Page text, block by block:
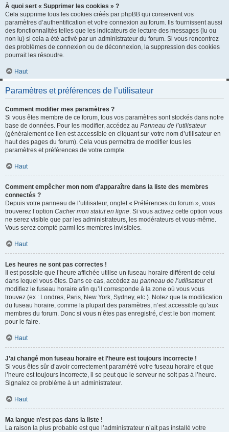
À quoi sert « Supprimer les cookies » ?
Cela supprime tous les cookies créés par phpBB qui conservent vos
paramètres d’authentification et votre connexion au forum. Ils fournissent aussi
des fonctionnalités telles que les indicateurs de lecture des messages (lu ou
non lu) si cela a été activé par un administrateur du forum. Si vous rencontrez
des problèmes de connexion ou de déconnexion, la suppression des cookies
pourrait les résoudre.
Haut
Paramètres et préférences de l’utilisateur
Comment modifier mes paramètres ?
Si vous êtes membre de ce forum, tous vos paramètres sont stockés dans notre
base de données. Pour les modifier, accédez au Panneau de l’utilisateur
(généralement ce lien est accessible en cliquant sur votre nom d’utilisateur en
haut des pages du forum). Cela vous permettra de modifier tous les
paramètres et préférences de votre compte.
Haut
Comment empêcher mon nom d’apparaître dans la liste des membres
connectés ?
Depuis votre panneau de l’utilisateur, onglet « Préférences du forum », vous
trouverez l’option Cacher mon statut en ligne. Si vous activez cette option vous
ne serez visible que par les administrateurs, les modérateurs et vous-même.
Vous serez compté parmi les membres invisibles.
Haut
Les heures ne sont pas correctes !
Il est possible que l’heure affichée utilise un fuseau horaire différent de celui
dans lequel vous êtes. Dans ce cas, accédez au panneau de l’utilisateuret
modifiez le fuseau horaire afin qu’il corresponde à la zone où vous vous
trouvez (ex : Londres, Paris, New York, Sydney, etc.). Notez que la modification
du fuseau horaire, comme la plupart des paramètres, n’est accessible qu’aux
membres du forum. Donc si vous n’êtes pas enregistré, c’est le bon moment
pour le faire.
Haut
J’ai changé mon fuseau horaire et l’heure est toujours incorrecte !
Si vous êtes sûr d’avoir correctement paramétré votre fuseau horaire et que
l’heure est toujours incorrecte, il se peut que le serveur ne soit pas à l’heure.
Signalez ce problème à un administrateur.
Haut
Ma langue n’est pas dans la liste !
La raison la plus probable est que l’administrateur n’ait pas installé votre